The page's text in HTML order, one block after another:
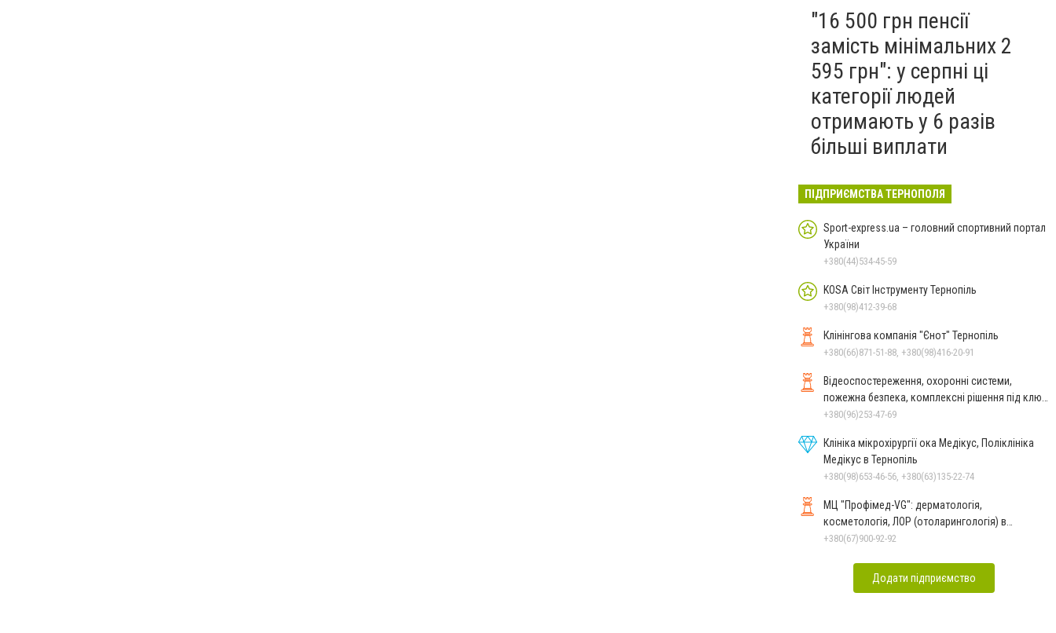
"16 500 грн пенсії
замість мінімальних 2
595 грн": у серпні ці
категорії людей
отримають у 6 разів
більші виплати
ПІДПРИЄМСТВА ТЕРНОПОЛЯ
Sport-express.ua – головний спортивний портал
України
+380(44)534-45-59
KOSA Світ Інструменту Тернопіль
+380(98)412-39-68
Клінінгова компанія "Єнот" Тернопіль
+380(66)871-51-88, +380(98)416-20-91
Відеоспостереження, охоронні системи,
пожежна безпека, комплексні рішення під ключ
Тернопіль
+380(96)253-47-69
Клініка мікрохірургії ока Медікус, Поліклініка
Медікус в Тернопіль
+380(98)653-46-56, +380(63)135-22-74
МЦ "Профімед-VG": дерматологія,
косметологія, ЛОР (отоларингологія) в
Тернополі
+380(67)900-92-92
Додати підприємство